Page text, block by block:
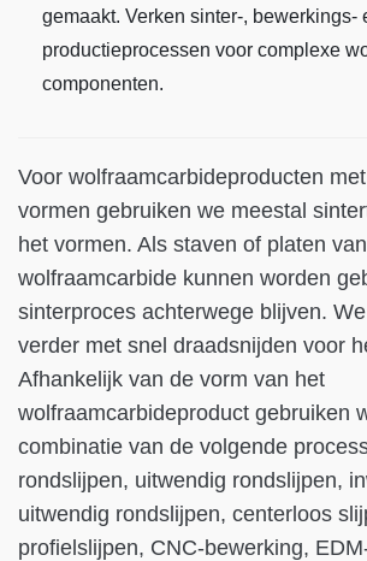
gemaakt. Verken sinter-, bewerkings-
productieprocessen voor complexe
componenten.
Voor wolfraamcarbideproducten
vormen gebruiken we meestal
het vormen. Als staven of platen van
wolfraamcarbide kunnen worden
sinterproces achterwege blijven.
verder met snel draadsnijden voor
Afhankelijk van de vorm van het
wolfraamcarbideproduct gebruiken
combinatie van de volgende
rondslijpen, uitwendig rondslijpen,
uitwendig rondslijpen, centerloos
profielslijpen, CNC-bewerking,